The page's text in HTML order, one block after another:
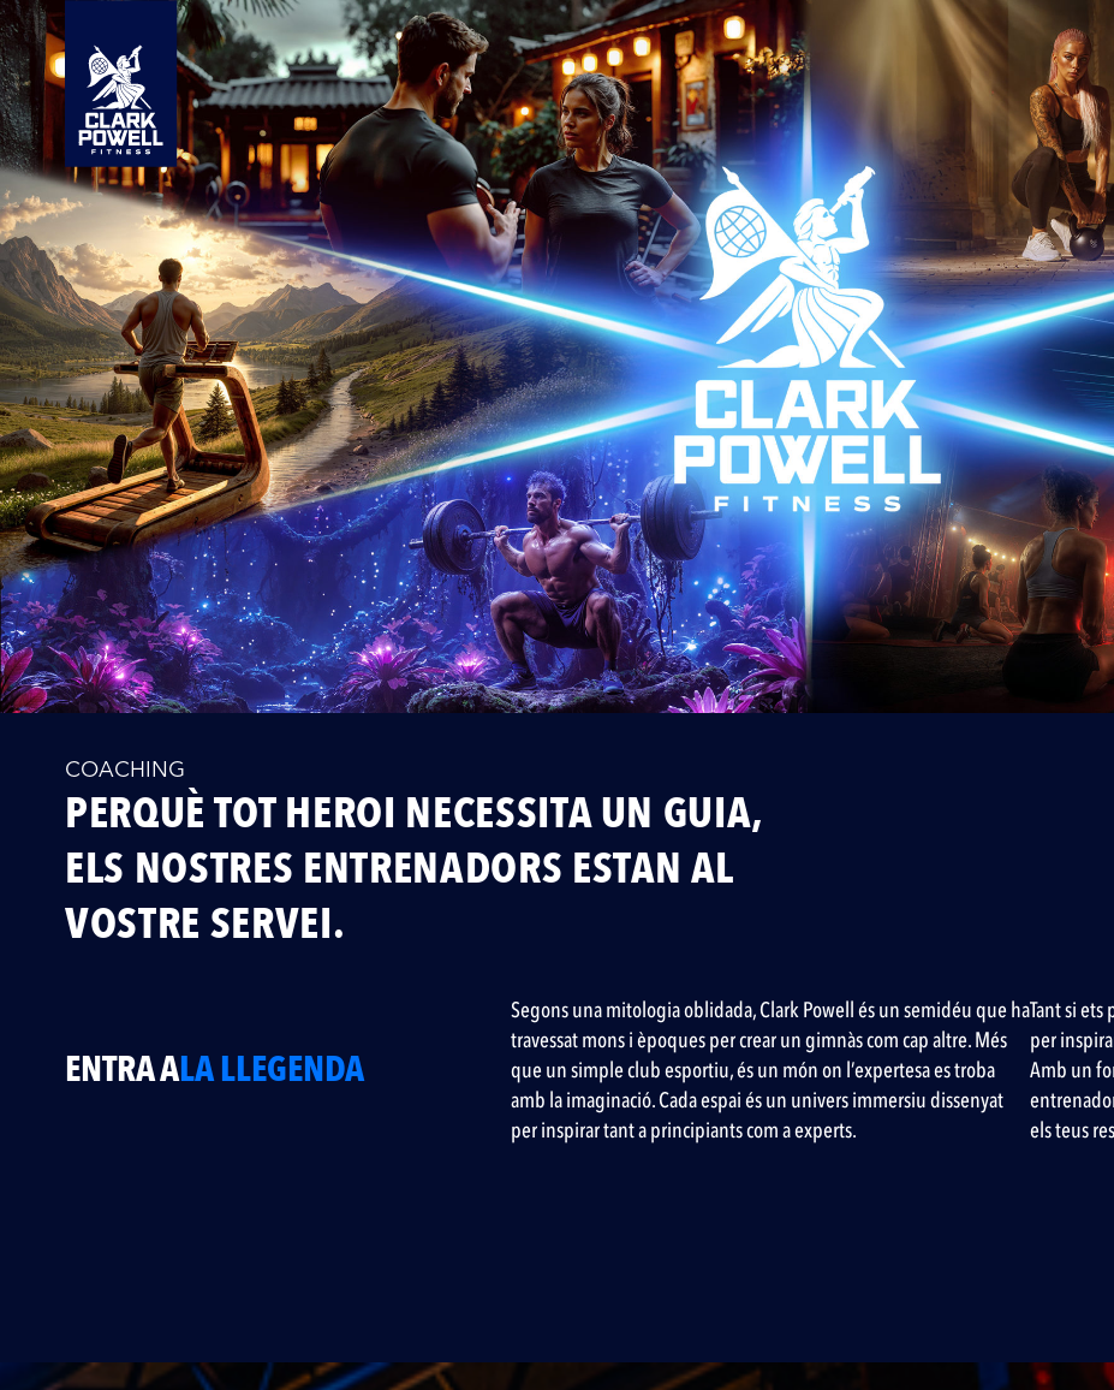
COACHING
PERQUÈ TOT HEROI NECESSITA UN GUIA,
ELS NOSTRES ENTRENADORS ESTAN AL
VOSTRE SERVEI.
ENTRA ALA LLEGENDA
Segons una mitologia oblidada, Clark Powell és un semidéu que ha
travessat mons i èpoques per crear un gimnàs com cap altre. Més
que un simple club esportiu, és un món on l’expertesa es troba
amb la imaginació. Cada espai és un univers immersiu dissenyat
per inspirar tant a principiants com a experts.
Tant si
per
Amb un
els teus